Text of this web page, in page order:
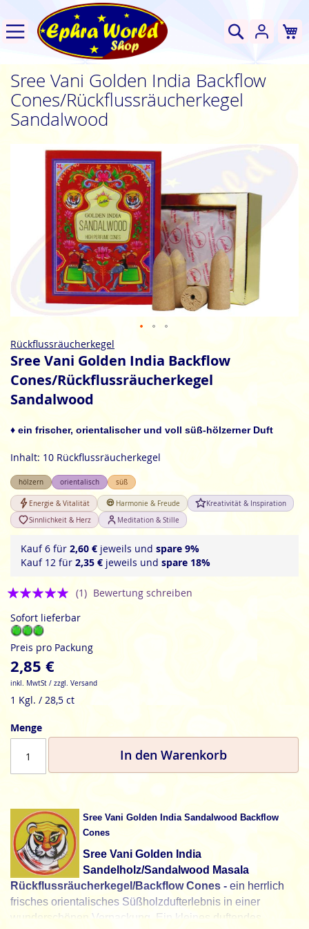
Suche
Sree Vani Golden India Backflow
Cones/Rückflussräucherkegel
Sandalwood
Bildgalerie
Zum
Anfang
Bildgalerie
springen
Rückflussräucherkegel
Sree Vani Golden India Backflow
Cones/Rückflussräucherkegel
Sandalwood
♦ ein frischer, orientalischer und voll süß-hölzerner Duft
Inhalt: 10 Rückflussräucherkegel
hölzern orientalisch süß
Energie & Vitalität Harmonie & Freude
Kreativität & Inspiration
Sinnlichkeit & Herz
Meditation & Stille
Kauf 6 für 2,60 € jeweils und spare 9%
Kauf 12 für 2,35 € jeweils und spare 18%
Bewertung:
(1) Bewertung schreiben
Sofort lieferbar
Preis pro Packung
2,85 €
inkl. MwtSt / zzgl. Versand
1 Kgl. / 28,5 ct
Menge
In den Warenkorb
Sree Vani Golden India Sandalwood Backflow
Cones
Sree Vani Golden India
Sandelholz/Sandalwood Masala
Rückflussräucherkegel/Backflow Cones - ein herrlich
frisches orientalisches Süßholzdufterlebnis in einer
wunderschönen Verpackung. Ein kleines duftendes